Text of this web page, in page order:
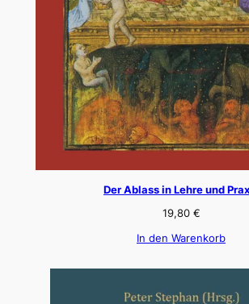
Der Ablass in Lehre und
19,80 €
In den Warenkorb